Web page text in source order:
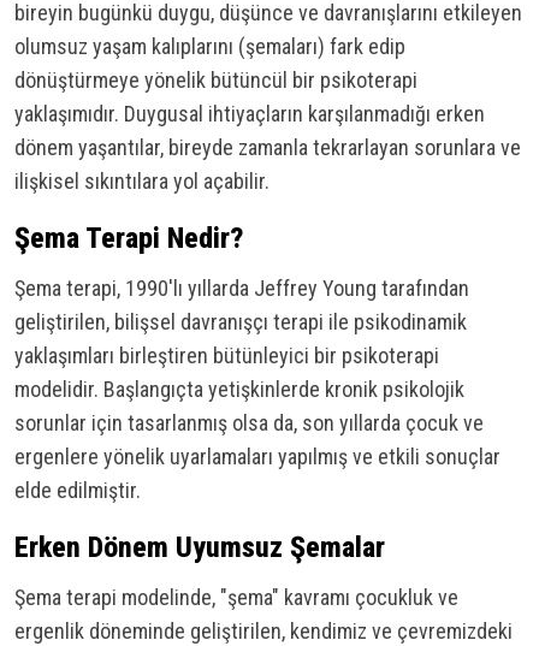
bireyin bugünkü duygu, düşünce ve davranışlarını etkileyen
olumsuz yaşam kalıplarını (şemaları) fark edip
dönüştürmeye yönelik bütüncül bir psikoterapi
yaklaşımıdır. Duygusal ihtiyaçların karşılanmadığı erken
dönem yaşantılar, bireyde zamanla tekrarlayan sorunlara ve
ilişkisel sıkıntılara yol açabilir.
Şema Terapi Nedir?
Şema terapi, 1990'lı yıllarda Jeffrey Young tarafından
geliştirilen, bilişsel davranışçı terapi ile psikodinamik
yaklaşımları birleştiren bütünleyici bir psikoterapi
modelidir. Başlangıçta yetişkinlerde kronik psikolojik
sorunlar için tasarlanmış olsa da, son yıllarda çocuk ve
ergenlere yönelik uyarlamaları yapılmış ve etkili sonuçlar
elde edilmiştir.
Erken Dönem Uyumsuz Şemalar
Şema terapi modelinde, "şema" kavramı çocukluk ve
ergenlik döneminde geliştirilen, kendimiz ve çevremizdeki